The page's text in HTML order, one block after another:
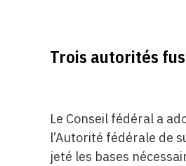
Trois autorités
Le Conseil fédéral a
l’Autorité fédérale de
jeté les bases